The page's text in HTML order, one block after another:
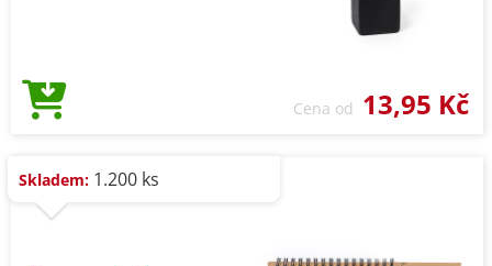
Cena od 13,95 Kč
Skladem: 1.200 ks